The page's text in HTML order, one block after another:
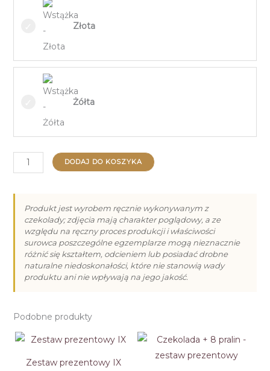
Złota
Żółta
ilość
Zestaw
Świąteczny
VIII
DODAJ DO KOSZYKA
Produkt jest wyrobem ręcznie wykonywanym z
czekolady; zdjęcia mają charakter poglądowy, a ze
względu na ręczny proces produkcji i właściwości
surowca poszczególne egzemplarze mogą nieznacznie
różnić się kształtem, odcieniem lub posiadać drobne
naturalne niedoskonałości, które nie stanowią wady
produktu ani nie wpływają na jego jakość.
Podobne produkty
Zestaw prezentowy IX